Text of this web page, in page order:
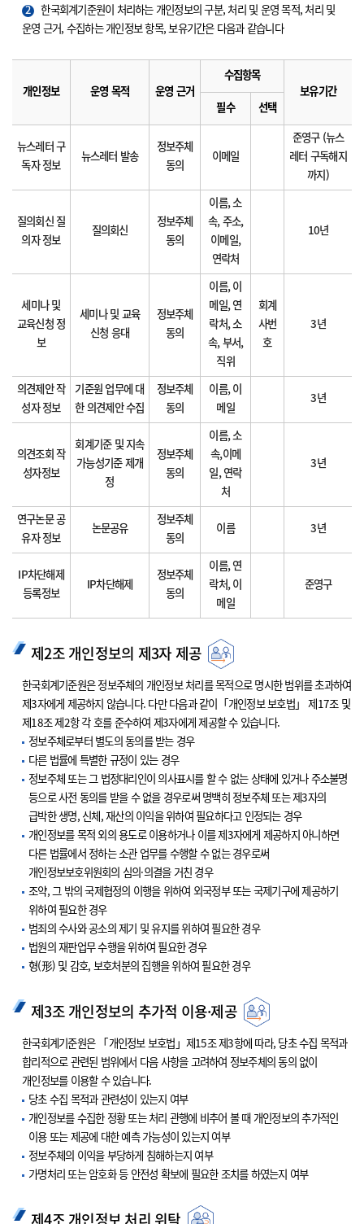
2
한국회계기준원이 처리하는 개인정보의 구분, 처리 및 운영 목적, 처리 및
운영 근거, 수집하는 개인정보 항목, 보유기간은 다음과 같습니다
개인정보 운영 목적 운영 근거
수집항목
보유기간
필수
선택
뉴스레터 구
독자 정보
뉴스레터 발송
정보주체
동의
이메일
준영구 (뉴스
레터 구독해지
까지)
질의회신 질
의자 정보
질의회신
정보주체
동의
이름, 소
속, 주소,
이메일,
연락처
10년
세미나 및
교육신청 정
보
세미나 및 교육
신청 응대
정보주체
동의
이름, 이
메일, 연
락처, 소
속, 부서,
직위
회계
사번
호
3년
의견제안 작
성자 정보
기준원 업무에 대
한 의견제안 수집
정보주체
동의
이름, 이
메일
3년
의견조회 작
성자정보
회계기준 및 지속
가능성기준 제개
정
정보주체
동의
이름, 소
속,이메
일, 연락
처
3년
연구논문 공
유자 정보
논문공유
정보주체
동의
이름 3년
IP차단해제
등록정보
IP차단해제
정보주체
동의
이름, 연
락처, 이
메일
준영구
제2조 개인정보의 제3자 제공
한국회계기준원은 정보주체의 개인정보 처리를 목적으로 명시한 범위를 초과하여
제3자에게 제공하지 않습니다. 다만 다음과 같이「개인정보 보호법」 제17조 및
제18조 제2항 각 호를 준수하여 제3자에게 제공할 수 있습니다.
정보주체로부터 별도의 동의를 받는 경우
다른 법률에 특별한 규정이 있는 경우
정보주체 또는 그 법정대리인이 의사표시를 할 수 없는 상태에 있거나 주소불명
등으로 사전 동의를 받을 수 없을 경우로써 명백히 정보주체 또는 제3자의
급박한 생명, 신체, 재산의 이익을 위하여 필요하다고 인정되는 경우
개인정보를 목적 외의 용도로 이용하거나 이를 제3자에게 제공하지 아니하면
다른 법률에서 정하는 소관 업무를 수행할 수 없는 경우로써
개인정보보호위원회의 심의·의결을 거친 경우
조약, 그 밖의 국제협정의 이행을 위하여 외국정부 또는 국제기구에 제공하기
위하여 필요한 경우
범죄의 수사와 공소의 제기 및 유지를 위하여 필요한 경우
법원의 재판업무 수행을 위하여 필요한 경우
형(形) 및 감호, 보호처분의 집행을 위하여 필요한 경우
제3조 개인정보의 추가적 이용·제공
한국회계기준원은 「개인정보 보호법」제15조 제3항에 따라, 당초 수집 목적과
합리적으로 관련된 범위에서 다음 사항을 고려하여 정보주체의 동의 없이
개인정보를 이용할 수 있습니다.
당초 수집 목적과 관련성이 있는지 여부
개인정보를 수집한 정황 또는 처리 관행에 비추어 볼 때 개인정보의 추가적인
이용 또는 제공에 대한 예측 가능성이 있는지 여부
정보주체의 이익을 부당하게 침해하는지 여부
가명처리 또는 암호화 등 안전성 확보에 필요한 조치를 하였는지 여부